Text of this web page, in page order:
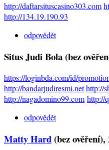
http://daftarsituscasino303.com
http://134.19.190.93
odpovědět
Situs Judi Bola (bez
https://loginbda.com/id/
http://bandarjudiresmi.nethttp://
http://nagadomino99.com http://
odpovědět
Matty Hard (bez ověření),